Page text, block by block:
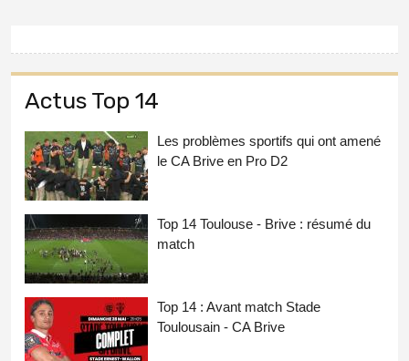
Actus Top 14
Les problèmes sportifs qui ont amené
le CA Brive en Pro D2
Top 14 Toulouse - Brive : résumé du
match
Top 14 : Avant match Stade
Toulousain - CA Brive